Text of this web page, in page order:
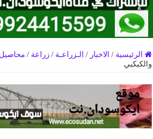
الرئيسية / الاخبار / الـزراعـة / زراعة / محاصيل
والكبكبي